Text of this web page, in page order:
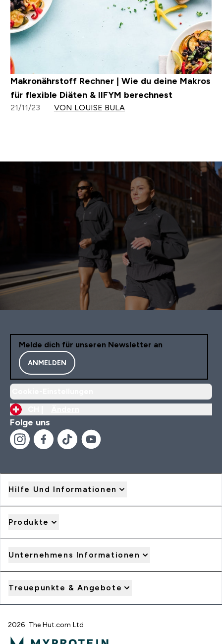
Makronährstoff Rechner | Wie du deine Makros
für flexible Diäten & IIFYM berechnest
21/11/23 VON LOUISE BULA
Melde dich für unseren Newsletter an
ANMELDEN
Folge uns
Hilfe Und Informationen
Produkte
Unternehmens Informationen
Treuepunkte & Angebote
2026 The Hut.com Ltd